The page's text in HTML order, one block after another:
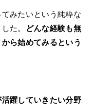
みたいという純粋な
た。
どんな経験も無
ら始めてみるという
躍していきたい分野